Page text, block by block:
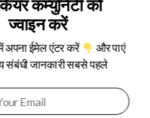
कम्युनिटी को
ज्वाइन करें
अपना ईमेल एंटर करें
और पाएं
संबंधी जानकारी सबसे पहले